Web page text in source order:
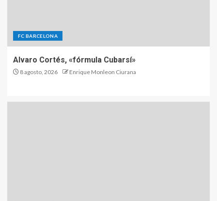
FC BARCELONA
Alvaro Cortés, «fórmula Cubarsí»
8 agosto, 2026 Enrique Monleon Ciurana